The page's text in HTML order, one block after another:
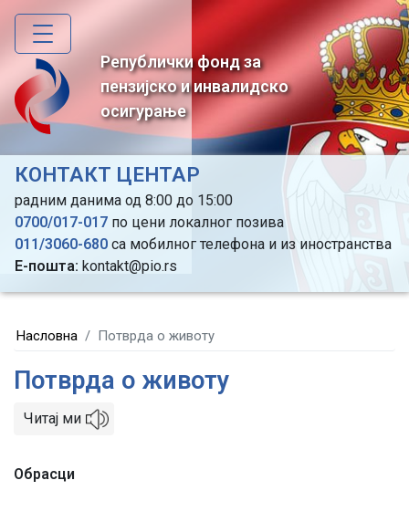
Skip
main
content
Републички фонд за
пензијско и инвалидско
осигурање
КОНТАКТ ЦЕНТАР
радним данима од 8:00 до 15:00
0700/017-017 по цени локалног позива
011/3060-680 са мобилног телефона и из иностранства
Е-пошта: kontakt@pio.rs
Насловна Потврда о животу
Потврда о животу
Читај ми
Обрасци